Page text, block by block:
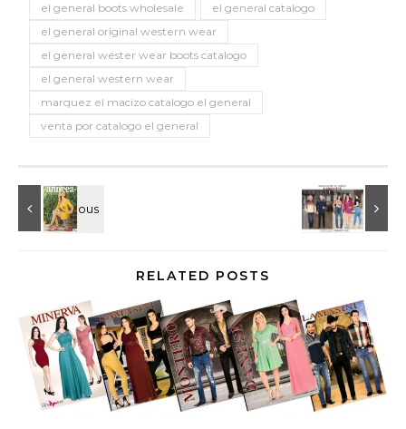
el general boots wholesale
el general catalogo
el general original western wear
el general wester wear boots catalogo
el general western wear
marquez el macizo catalogo el general
venta por catalogo el general
RELATED POSTS